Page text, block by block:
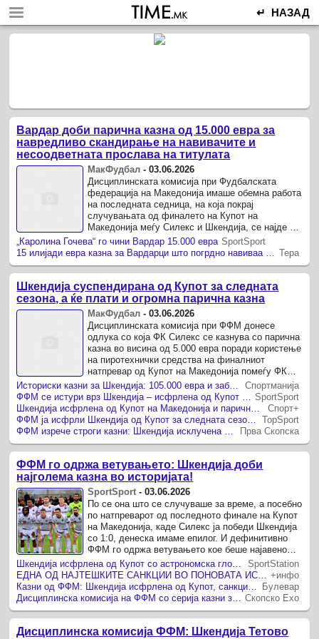
↵ НАЗАД
Вардар доби парична казна од 15.000 евра за
навредливо скандирање на навивачите и
несоодветната прослава на титулата
МакФудбал -03.06.2026
Дисциплинската комисија при Фудбалската
федерација на Македонија имаше обемна работа
на последната седница, на која покрај
случувањата од финалето на Купот на
Македонија меѓу Силекс и Шкендија, се најде и
однесувањето на Вардар за време на ...
„Каролина Гочева“ го чини Вардар 15.000 евра SportSport
Тера
Шкендија суспендирана од Купот за следната
сезона, а ќе плати и огромна парична казна
МакФудбал -03.06.2026
Дисциплинската комисија при ФФМ донесе
одлука со која ФК Силекс се казнува со парична
казна во висина од 5.000 евра поради користење
на пиротехнички средства на финалниот
натпревар од Купот на Македонија помеѓу ФК
Силекс и ФК Шкендија.
Спортманија
SportSport
Спорт+
TopSport
Прва Скопска
ФФМ го одржа ветувањето: Шкендија доби
најголема казна во историјата!
SportSport -03.06.2026
По се она што се случуваше за време, а посебно
по натпреварот од последното финале на Купот
на Македонија, каде Силекс ја победи Шкендија
со 1:0, денеска имаме епилог. И дефинитивно
ФФМ го одржа ветувањето кое беше најавено
веднаш на пресот по ...
Шкендија исфрлена од Купот со астрономска глоба, санкции и за Вардар и Силекс!
SportStation
ЕДНА ОД НАЈТЕШКИТЕ САНКЦИИ ВО ПОНОВАТА ИСТОРИЈА НА ФФМ Еве што „заработија“ Шкендија, Вардар и Силекс +инфо
Казни од ФФМ: Шкендија исфрлена од Купот, санкции и за Вардар и Силекс
Булевар
Дисциплинска комисија на ФФМ со серија казни за Шкендија, Силекс и Вардар Скопско Ехо
Дисциплинска комисија ФФМ: Шкендија Тетово